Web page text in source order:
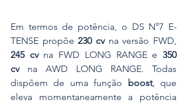
Em termos de potência, o DS N°7 E-
TENSE propõe 230 cv
245 cv na FWD LONG RANGE e 350
cv na AWD LONG RANGE. Todas
dispõem de uma função boost, que
eleva momentaneamente a potência